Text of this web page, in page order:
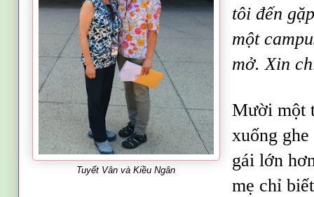
Tuyết Vân và Kiều Ngân
tôi đến
một
mở. Xin
Mười một
xuống
gái lớn
mẹ chỉ